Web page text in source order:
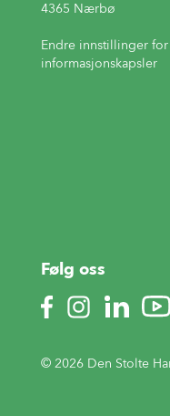
4365 Nærbø
Endre innstillinger for
informasjonskapsler
Følg oss
© 2026 Den Stolte